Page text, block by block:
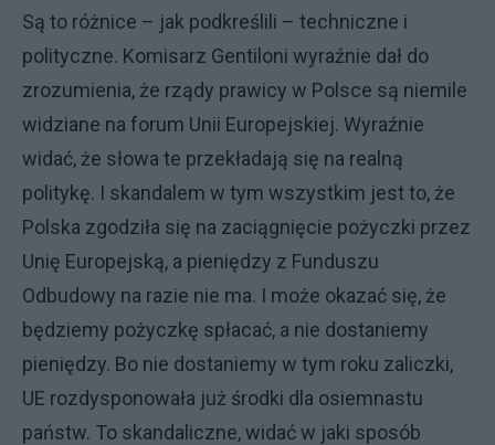
Są to różnice – jak podkreślili – techniczne i
polityczne. Komisarz Gentiloni wyraźnie dał do
zrozumienia, że rządy prawicy w Polsce są niemile
widziane na forum Unii Europejskiej. Wyraźnie
widać, że słowa te przekładają się na realną
politykę. I skandalem w tym wszystkim jest to, że
Polska zgodziła się na zaciągnięcie pożyczki przez
Unię Europejską, a pieniędzy z Funduszu
Odbudowy na razie nie ma. I może okazać się, że
będziemy pożyczkę spłacać, a nie dostaniemy
pieniędzy. Bo nie dostaniemy w tym roku zaliczki,
UE rozdysponowała już środki dla osiemnastu
państw. To skandaliczne, widać w jaki sposób